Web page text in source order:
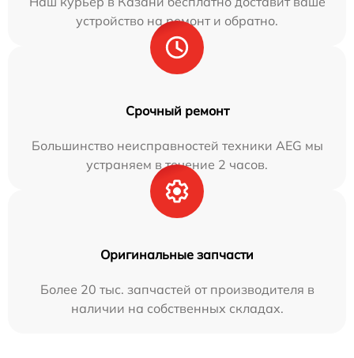
устройство на ремонт и обратно.
Срочный ремонт
Большинство неисправностей техники AEG мы
устраняем в течение 2 часов.
Оригинальные запчасти
Более 20 тыс. запчастей от производителя в
наличии на собственных складах.